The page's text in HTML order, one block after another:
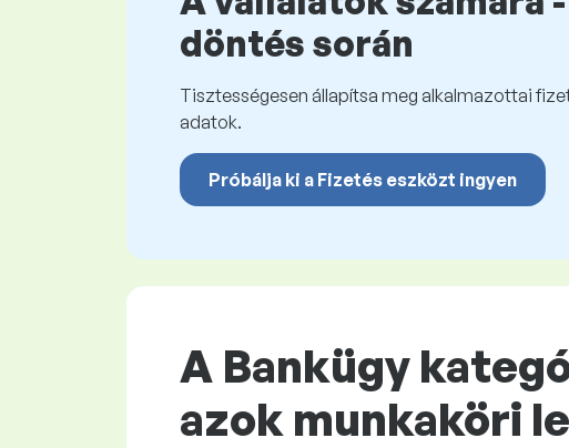
döntés során
Tisztességesen állapítsa meg alkalmazottai
adatok.
Próbálja ki a Fizetés eszközt ingyen
A Bankügy
azok munkaköri